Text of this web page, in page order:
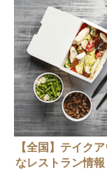
【全国】テイク
なレストラン情